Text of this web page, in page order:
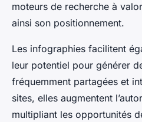
moteurs de recherche à
ainsi son positionnement.
Les infographies facilitent
leur potentiel pour générer
fréquemment partagées et
sites, elles augmentent
multipliant les opportunités